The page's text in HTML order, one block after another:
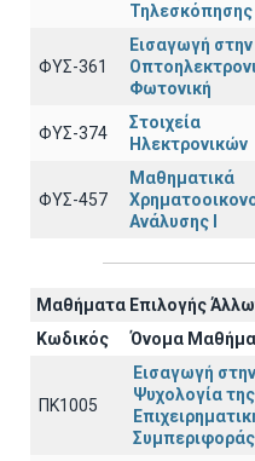
Τηλεσκόπησης
ΦΥΣ-361
Εισαγωγή στην
Φωτονική
ΦΥΣ-374
Στοιχεία
Ηλεκτρονικών
ΦΥΣ-457
Μαθηματικά
Ανάλυσης Ι
Μαθήματα Επιλογής
Κωδικός
Όνομα
ΠΚ1005
Εισαγωγή στην
Ψυχολογία της
Συμπεριφοράς